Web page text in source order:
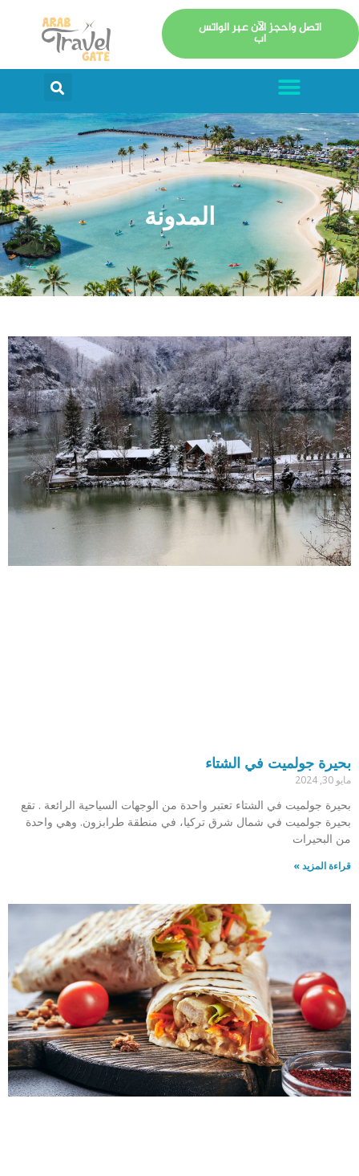
تخطي
إلى
المحتوى
اتصل واحجز الآن عبر الواتس
اب
Menu
المدونة
بحيرة جولميت في الشتاء
مايو 30, 2024
بحيرة جولميت في الشتاء تعتبر واحدة من الوجهات السياحية الرائعة . تقع
بحيرة جولميت في شمال شرق تركيا، في منطقة طرابزون. وهي واحدة
من البحيرات
قراءة المزيد »